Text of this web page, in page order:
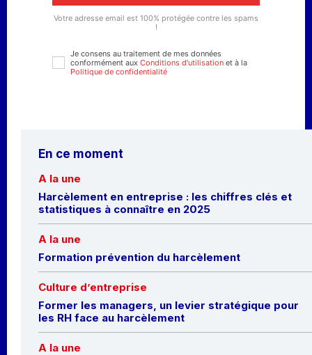
Votre adresse email est 100% protégée contre les spams
!
Je consens au traitement de mes données
conformément aux Conditions d'utilisation et à la
Politique de confidentialité
En ce moment
A la une
Harcèlement en entreprise : les chiffres clés et
statistiques à connaître en 2025
A la une
Formation prévention du harcèlement
Culture d’entreprise
Former les managers, un levier stratégique pour
les RH face au harcèlement
A la une